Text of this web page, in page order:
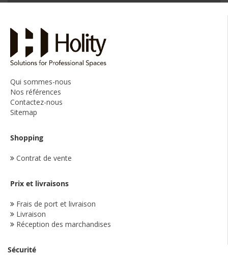
Qui sommes-nous
Nos références
Contactez-nous
Sitemap
Shopping
Contrat de vente
Prix et livraisons
Frais de port et livraison
Livraison
Réception des marchandises
Sécurité